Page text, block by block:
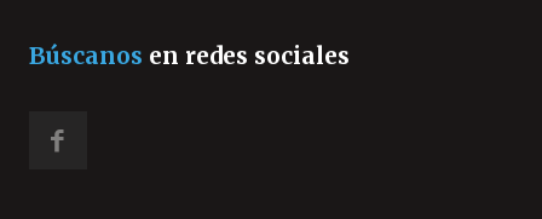
Búscanos en redes sociales